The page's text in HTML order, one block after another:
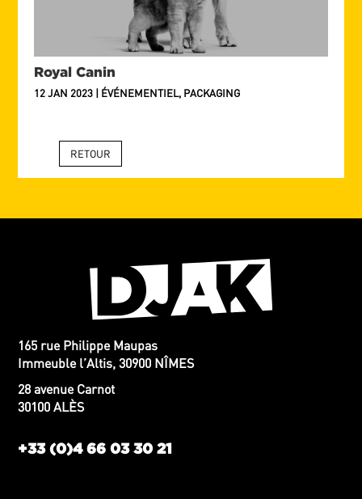
Royal Canin
12 JAN 2023 | ÉVÉNEMENTIEL, PACKAGING
RETOUR
165 rue Philippe Maupas
Immeuble l’Altis, 30900 NÎMES
28 avenue Carnot
30100 ALÈS
+33 (0)4 66 03 30 21